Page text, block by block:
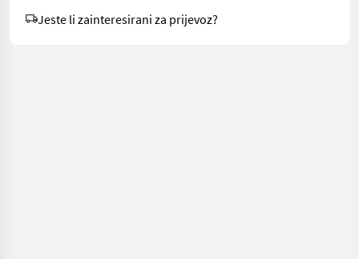
Jeste li zainteresirani za prijevoz?